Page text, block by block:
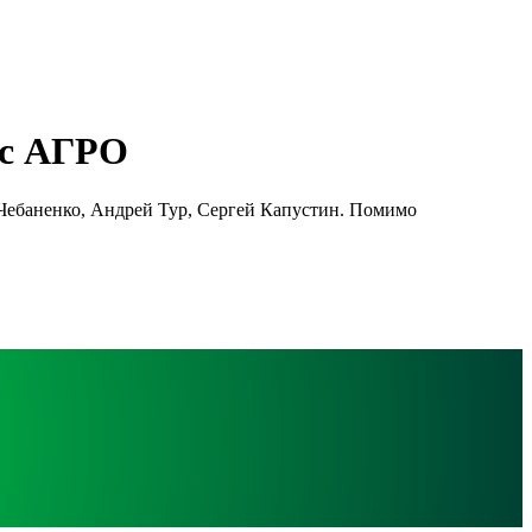
АГРО
Андрей Тур, Сергей Капустин. Помимо